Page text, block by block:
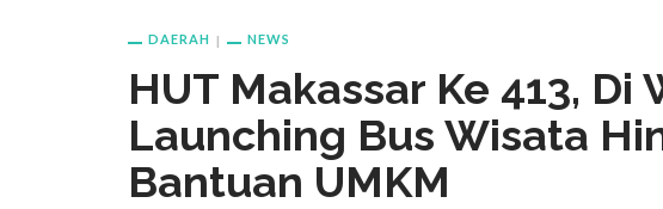
DAERAH NEWS
HUT Makassar Ke 413, Di
Launching Bus Wisata
Bantuan UMKM